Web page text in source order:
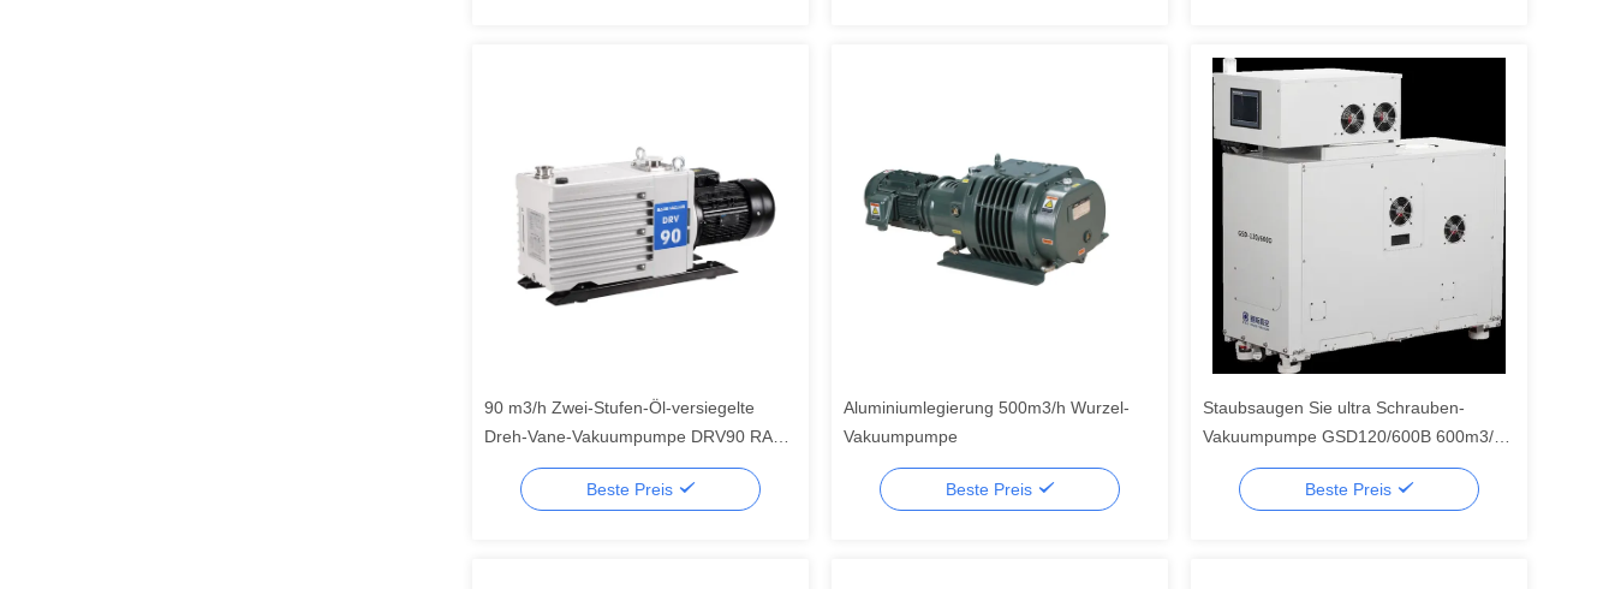
90 m3/h Zwei-Stufen-Öl-versiegelte
Dreh-Vane-Vakuumpumpe DRV90 RAL
Beste Preis
Aluminiumlegierung 500m3/h Wurzel-
Vakuumpumpe
Beste Preis
Staubsaugen Sie ultra Schrauben-
Vakuumpumpe GSD120/600B 600m3/H
Oilless trockene
Beste Preis